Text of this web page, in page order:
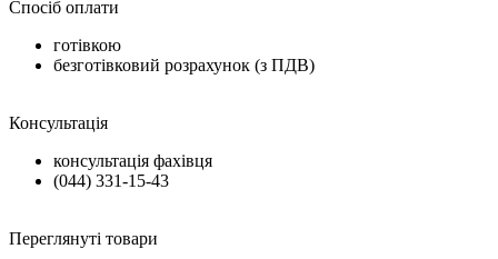
Спосіб оплати
готівкою
безготівковий розрахунок (з ПДВ)
Консультація
консультація фахівця
(044) 331-15-43
Переглянуті товари